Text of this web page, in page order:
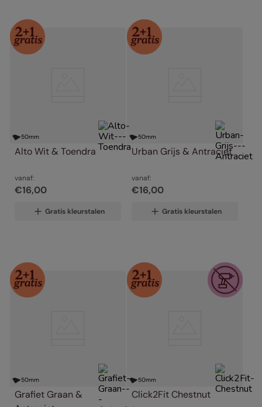
50mm
Alto Wit & Toendra
vanaf:
€16,00
Gratis kleurstalen
50mm
Urban Grijs & Antraciet
vanaf:
€16,00
Gratis kleurstalen
50mm
Grafiet Graan &
50mm
Click2Fit Chestnut